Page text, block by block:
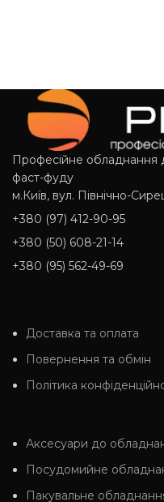
Професійне обладнання
фаст-фуду
м.Київ, вул. Північно-
+380 (97) 412-90-95
+380 (50) 608-21-14
+380 (95) 562-49-69
Доставка та оплата
Повернення та обмін
Політика
Аксесуари до
Посудомийне
Пакувальне